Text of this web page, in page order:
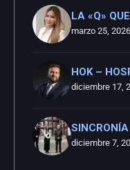
LA «Q»
marzo 25, 2026
HOK –
diciembre 17,
diciembre 7,